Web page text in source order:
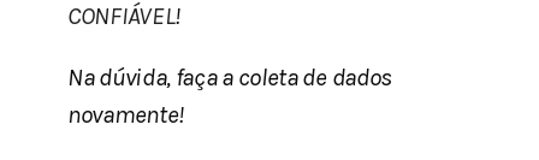
CONFIÁVEL!
Na dúvida, faça a coleta de dados
novamente!